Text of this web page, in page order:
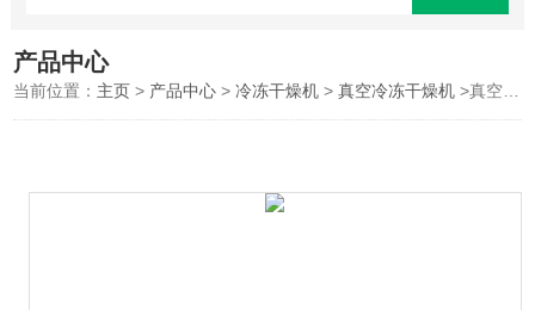
产品中心
当前位置： 主页 > 产品中心 >冷冻干燥机 >真空冷冻干燥机 >真空冷冻干燥机